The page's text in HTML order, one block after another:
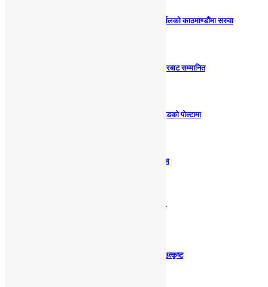
पोखराका प्रमुख प्रशासकीय अधिकृत मुक्तिराम अर्यालको काठमाण्डौंमा सरुवा
पत्रकारद्वय सारु र जिटी कञ्चन पत्रकारिता पुरस्कारबाट सम्मानित
अण्डर ट्वान्टी पुरुष भलिवलको उपाधी पोखरा युनाईटेडको पोल्टामा
आज २०८३ साल श्रावण २१ गते बिहीवारको राशिफल
जिल्ला समन्वय समितिको निवन्धमा सक्षम अधिकारी उत्कृष्ट